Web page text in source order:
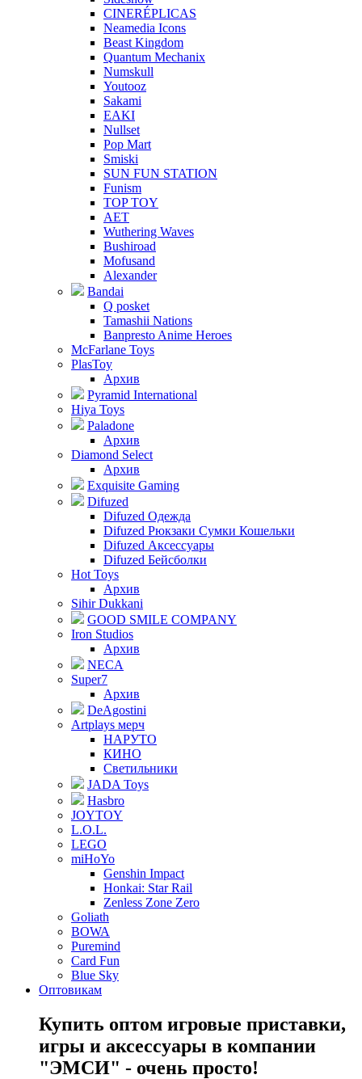
CINERÉPLICAS
Neamedia Icons
Beast Kingdom
Quantum Mechanix
Numskull
Youtooz
Sakami
EAKI
Nullset
Pop Mart
Smiski
SUN FUN STATION
Funism
TOP TOY
AET
Wuthering Waves
Bushiroad
Mofusand
Alexander
Bandai
Q posket
Tamashii Nations
Banpresto Anime Heroes
McFarlane Toys
PlasToy
Архив
Pyramid International
Hiya Toys
Paladone
Архив
Diamond Select
Архив
Exquisite Gaming
Difuzed
Difuzed Одежда
Difuzed Рюкзаки Сумки Кошельки
Difuzed Аксессуары
Difuzed Бейсболки
Hot Toys
Архив
Sihir Dukkani
GOOD SMILE COMPANY
Iron Studios
Архив
NECA
Super7
Архив
DeAgostini
Artplays мерч
НАРУТО
КИНО
Светильники
JADA Toys
Hasbro
JOYTOY
L.O.L.
LEGO
miHoYo
Genshin Impact
Honkai: Star Rail
Zenless Zone Zero
Goliath
BOWA
Puremind
Card Fun
Blue Sky
Оптовикам
Купить оптом игровые приставки,
игры и аксессуары в компании
"ЭМСИ" - очень просто!